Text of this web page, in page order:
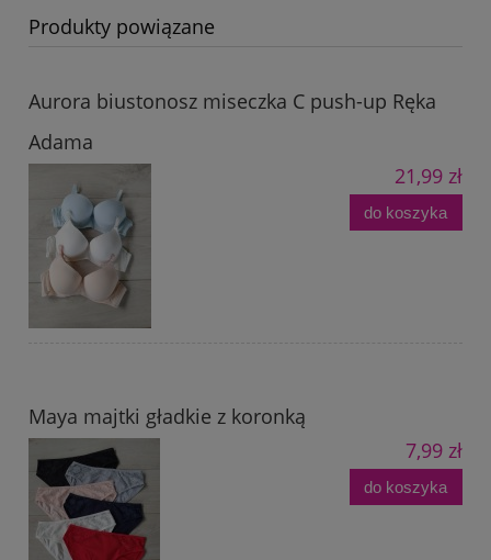
Produkty powiązane
Aurora biustonosz miseczka C push-up Ręka
Adama
21,99 zł
do koszyka
Maya majtki gładkie z koronką
7,99 zł
do koszyka